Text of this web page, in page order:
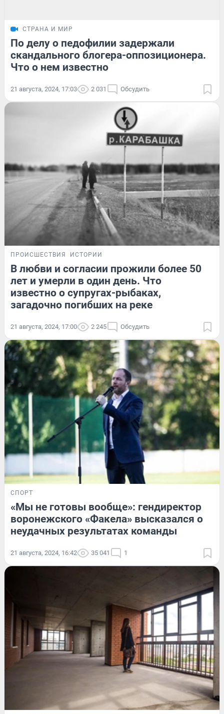
СТРАНА И МИР
По делу о педофилии задержали
скандального блогера-оппозиционера.
Что о нем известно
21 августа, 2024, 17:03 2 031 Обсудить
ПРОИСШЕСТВИЯ ИСТОРИИ
В любви и согласии прожили более 50
лет и умерли в один день. Что
известно о супругах-рыбаках,
загадочно погибших на реке
21 августа, 2024, 17:00 2 245 Обсудить
СПОРТ
«Мы не готовы вообще»: гендиректор
воронежского «Факела» высказался о
неудачных результатах команды
21 августа, 2024, 16:42 35 041 1